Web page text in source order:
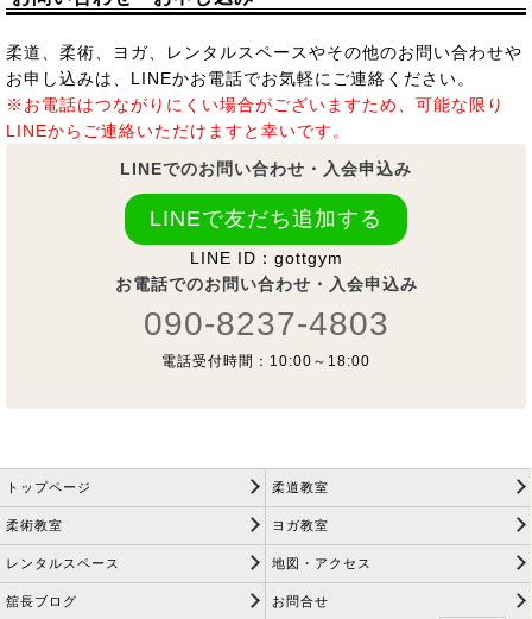
柔道、柔術、ヨガ、レンタルスペースやその他のお問い合わせや
お申し込みは、LINEかお電話でお気軽にご連絡ください。
※お電話はつながりにくい場合がございますため、可能な限り
LINEからご連絡いただけますと幸いです。
LINEでのお問い合わせ・入会申込み
LINEで友だち追加する
LINE ID：gottgym
お電話でのお問い合わせ・入会申込み
090-8237-4803
電話受付時間：10:00～18:00
トップページ 柔道教室
柔術教室 ヨガ教室
レンタルスペース 地図・アクセス
舘長ブログ お問合せ